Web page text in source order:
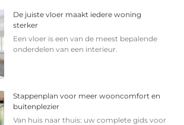
De juiste vloer maakt iedere woning
sterker
Een vloer is een van de meest bepalende
onderdelen van een interieur.
Stappenplan voor meer wooncomfort en
buitenplezier
Van huis naar thuis: uw complete gids voor